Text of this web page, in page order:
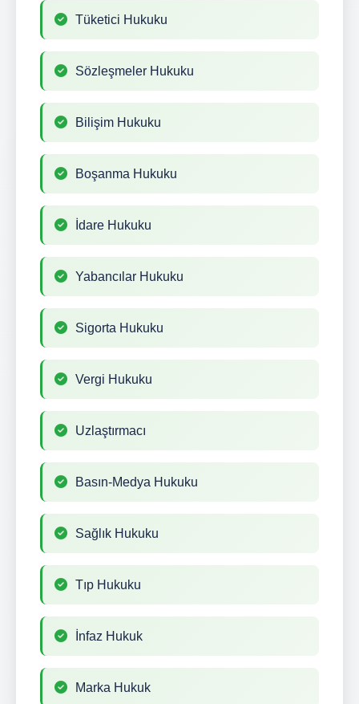
Tüketici Hukuku
Sözleşmeler Hukuku
Bilişim Hukuku
Boşanma Hukuku
İdare Hukuku
Yabancılar Hukuku
Sigorta Hukuku
Vergi Hukuku
Uzlaştırmacı
Basın-Medya Hukuku
Sağlık Hukuku
Tıp Hukuku
İnfaz Hukuk
Marka Hukuk